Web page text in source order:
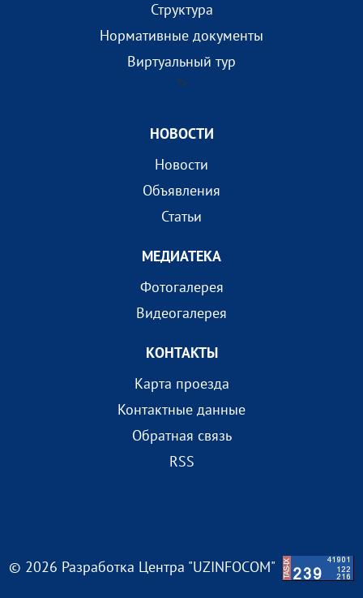
Структура
Нормативные документы
Виртуальный тур
?>
НОВОСТИ
Новости
Объявления
Статьи
МEДИАТEКА
Фотогалерея
Видеогалерея
КОНТАКТЫ
Карта проезда
Контактные данные
Обратная связь
RSS
© 2026 Разработка Центра "UZINFOCOM"